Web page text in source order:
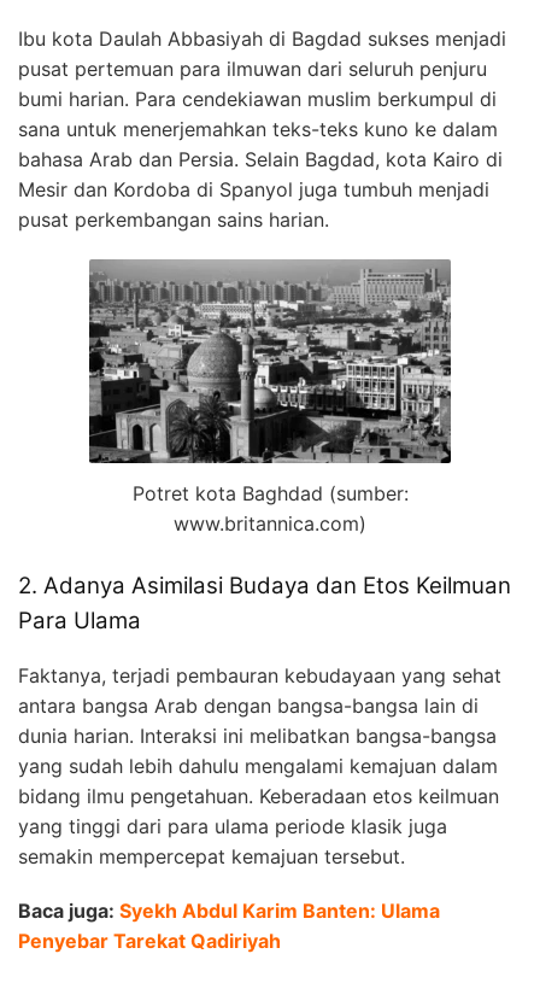
Ibu kota Daulah Abbasiyah di Bagdad sukses menjadi
pusat pertemuan para ilmuwan dari seluruh penjuru
bumi harian. Para cendekiawan muslim berkumpul di
sana untuk menerjemahkan teks-teks kuno ke dalam
bahasa Arab dan Persia. Selain Bagdad, kota Kairo di
Mesir dan Kordoba di Spanyol juga tumbuh menjadi
pusat perkembangan sains harian.
Potret kota Baghdad (sumber:
www.britannica.com)
2. Adanya Asimilasi Budaya dan Etos Keilmuan
Para Ulama
Faktanya, terjadi pembauran kebudayaan yang sehat
antara bangsa Arab dengan bangsa-bangsa lain di
dunia harian. Interaksi ini melibatkan bangsa-bangsa
yang sudah lebih dahulu mengalami kemajuan dalam
bidang ilmu pengetahuan. Keberadaan etos keilmuan
yang tinggi dari para ulama periode klasik juga
semakin mempercepat kemajuan tersebut.
Baca juga: Syekh Abdul Karim Banten: Ulama
Penyebar Tarekat Qadiriyah